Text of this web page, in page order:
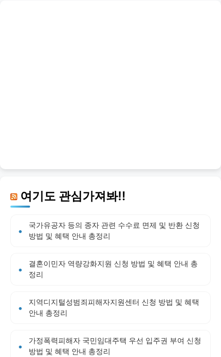
여기도 관심가져봐!!
국가유공자 등의 종자 관련 수수료 면제 및 반환 신청
방법 및 혜택 안내 총정리
결혼이민자 역량강화지원 신청 방법 및 혜택 안내 총
정리
지역디지털성범죄피해자지원센터 신청 방법 및 혜택
안내 총정리
가정폭력피해자 국민임대주택 우선 입주권 부여 신청
방법 및 혜택 안내 총정리